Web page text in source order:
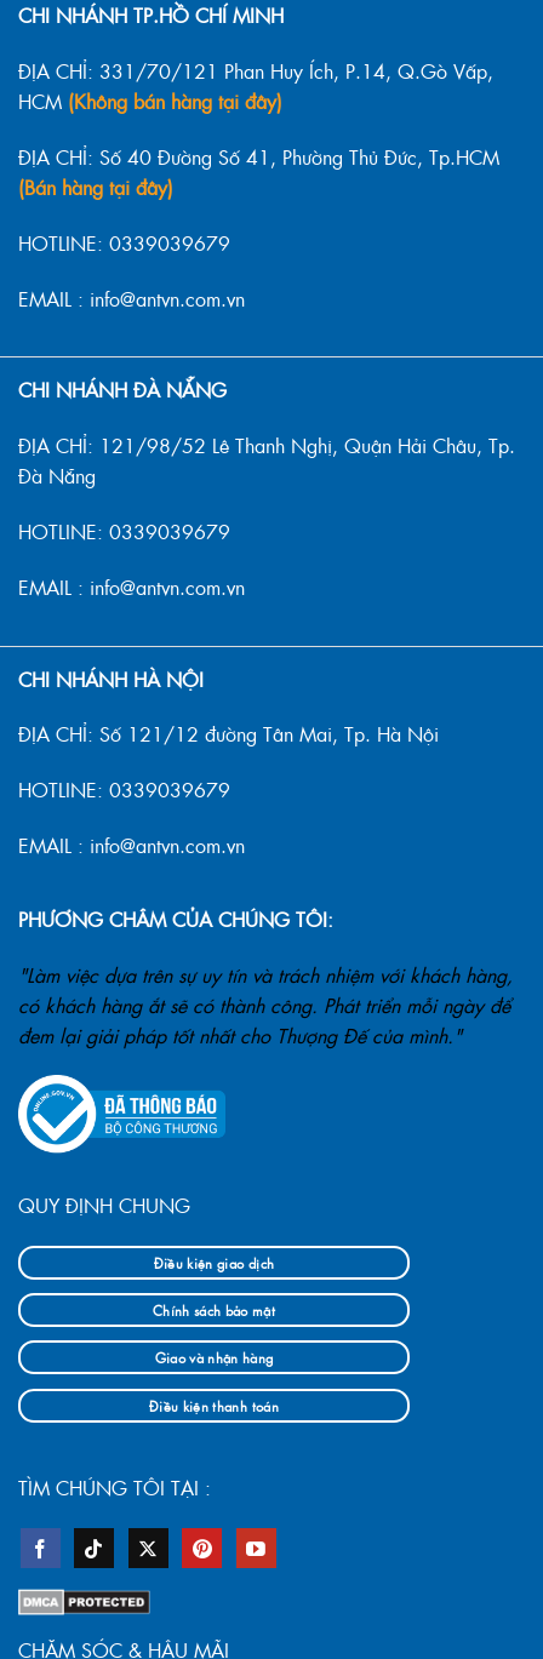
CHI NHÁNH TP.HỒ CHÍ MINH
ĐỊA CHỈ: 331/70/121 Phan Huy Ích, P.14, Q.Gò Vấp,
HCM (Không bán hàng tại đây)
ĐỊA CHỈ: Số 40 Đường Số 41, Phường Thủ Đức, Tp.HCM
(Bán hàng tại đây)
HOTLINE: 0339039679
EMAIL : info@antvn.com.vn
CHI NHÁNH ĐÀ NẴNG
ĐỊA CHỈ: 121/98/52 Lê Thanh Nghị, Quận Hải Châu, Tp.
Đà Nẵng
HOTLINE: 0339039679
EMAIL : info@antvn.com.vn
CHI NHÁNH HÀ NỘI
ĐỊA CHỈ: Số 121/12 đường Tân Mai, Tp. Hà Nội
HOTLINE: 0339039679
EMAIL : info@antvn.com.vn
PHƯƠNG CHÂM CỦA CHÚNG TÔI:
"Làm việc dựa trên sự uy tín và trách nhiệm với khách hàng,
có khách hàng ắt sẽ có thành công. Phát triển mỗi ngày để
đem lại giải pháp tốt nhất cho Thượng Đế của mình."
QUY ĐỊNH CHUNG
Điều kiện giao dịch
Chính sách bảo mật
Giao và nhận hàng
Điều kiện thanh toán
TÌM CHÚNG TÔI TẠI :
CHĂM SÓC & HẬU MÃI